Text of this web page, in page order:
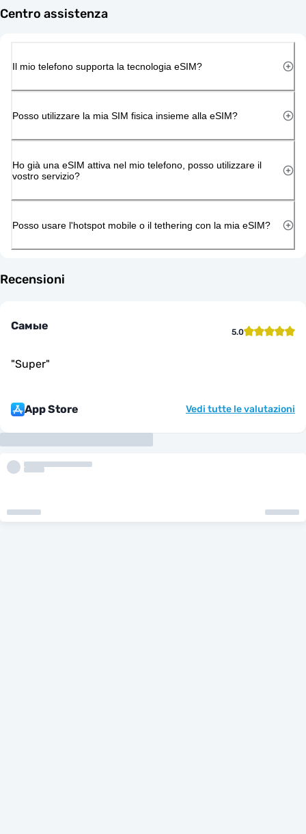
Centro assistenza
Il mio telefono supporta la tecnologia eSIM?
Posso utilizzare la mia SIM fisica insieme alla eSIM?
Ho già una eSIM attiva nel mio telefono, posso utilizzare il
vostro servizio?
Posso usare l'hotspot mobile o il tethering con la mia eSIM?
Recensioni
Самые 5.0
"Super"
App Store Vedi tutte le valutazioni